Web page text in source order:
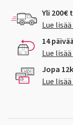
Yli
Lue
14
Lue
Jopa
Lue